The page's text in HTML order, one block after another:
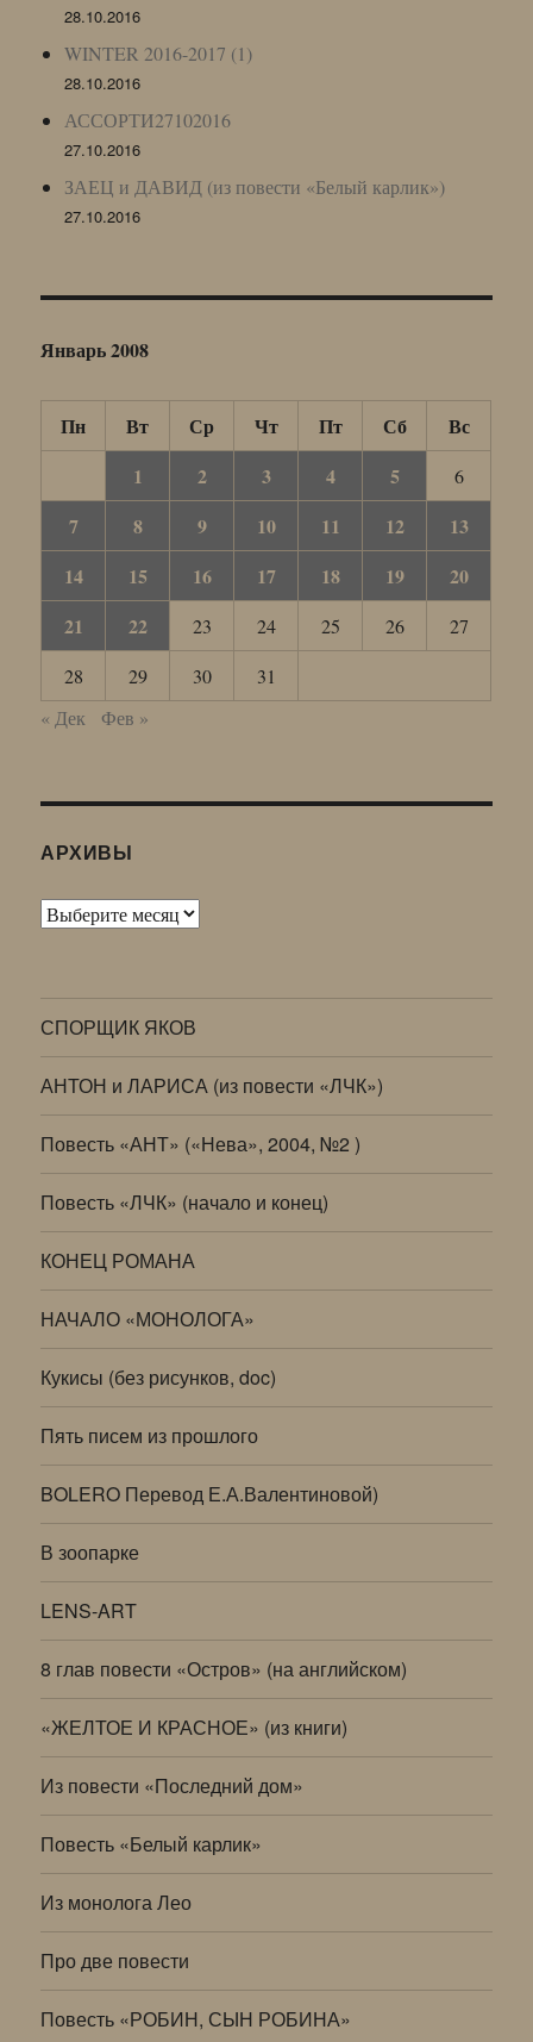
28.10.2016
WINTER 2016-2017 (1)
28.10.2016
АССОРТИ27102016
27.10.2016
ЗАЕЦ и ДАВИД (из повести «Белый карлик»)
27.10.2016
Январь 2008
Пн Вт Ср Чт Пт Сб
Вс
1
2 3 4 5 6
7 8 9 10 11 12
13
14
15 16 17 18 19
20
21
22 23 24 25 26
27
28
29 30
31
« Дек
Фев »
АРХИВЫ
Архивы
СПОРЩИК ЯКОВ
АНТОН и ЛАРИСА (из повести «ЛЧК»)
Повесть «АНТ» («Нева», 2004, №2 )
Повесть «ЛЧК» (начало и конец)
КОНЕЦ РОМАНА
НАЧАЛО «МОНОЛОГА»
Кукисы (без рисунков, doc)
Пять писем из прошлого
BOLERO Перевод Е.А.Валентиновой)
В зоопарке
LENS-ART
8 глав повести «Остров» (на английском)
«ЖЕЛТОЕ И КРАСНОЕ» (из книги)
Из повести «Последний дом»
Повесть «Белый карлик»
Из монолога Лео
Про две повести
Повесть «РОБИН, СЫН РОБИНА»